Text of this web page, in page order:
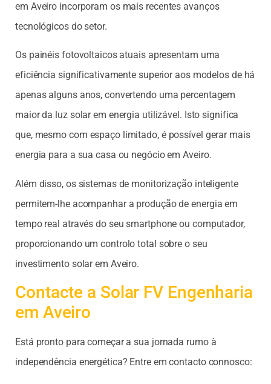
em Aveiro incorporam os mais recentes avanços
tecnológicos do setor.
Os painéis fotovoltaicos atuais apresentam uma
eficiência significativamente superior aos modelos de há
apenas alguns anos, convertendo uma percentagem
maior da luz solar em energia utilizável. Isto significa
que, mesmo com espaço limitado, é possível gerar mais
energia para a sua casa ou negócio em Aveiro.
Além disso, os sistemas de monitorização inteligente
permitem-lhe acompanhar a produção de energia em
tempo real através do seu smartphone ou computador,
proporcionando um controlo total sobre o seu
investimento solar em Aveiro.
Contacte a Solar FV Engenharia
em Aveiro
Está pronto para começar a sua jornada rumo à
independência energética? Entre em contacto connosco: